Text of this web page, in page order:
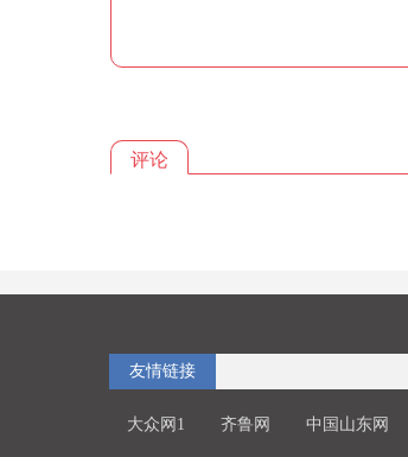
评论
友情链接
大众网1 齐鲁网 中国山东网